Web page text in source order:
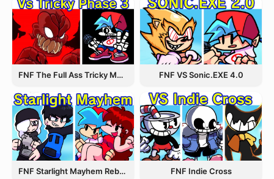
FNF The Full Ass Tricky MOD FNF VS Sonic.EXE 4.0
FNF Starlight Mayhem Rebooted FNF Indie Cross